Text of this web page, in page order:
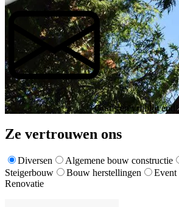
Gratis en vrijblijvend!
Ze vertrouwen ons
Diversen Algemene bouw constructie
Steigerbouw
Bouw herstellingen Event
Renovatie